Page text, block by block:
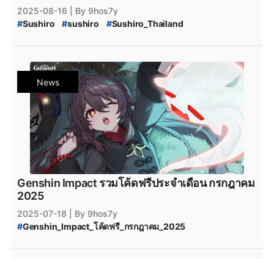
2025-08-16
| By 9hos7y
#Sushiro #sushiro #Sushiro_Thailand
HonkaiStarRail #Honkai_Star_Rail_3.5
Honkai_Star_Rail_เวอร์ชัน_3.5
Honkai_Star_Rail_Hyacine # Hyacine
Honkai_Star_Rail_3.5_แจกฟรี #HSR_วิธีหาเพชร
HSR_วิธีหา_Stellar_Jade #HSR_เติมเพชร
HSR_June_2025_โค้ด #โค้ดฟรี
Honkai_Star_Rail_Anaxa #HonkaiFreeCodes
HonkaiTH #เกมมือถือ
genshinimpact
genshin-impact #Genshin_Impact
#genshin-impact-patch
#Genshin_Impact_Sangonomiya_Kokomi
#genshin_impact_ayaka
#Genshin_Impact_x_Sushiro
#Genshin_Impact_Collaboration
News
Genshin Impact รวมโค้ดฟรีประจำเดือน กรกฎาคม
2025
2025-07-18
| By 9hos7y
#Genshin_Impact_โค้ดฟรี_กรกฎาคม_2025